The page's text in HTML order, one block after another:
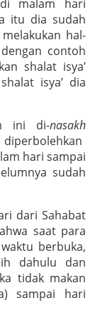
malam hari
itu dia sudah
hal-
contoh
shalat isya’
isya’ dia
ini di-nasakh
hari sampai
sudah
dari Sahabat
saat para
berbuka,
dahulu dan
tidak makan
sampai hari